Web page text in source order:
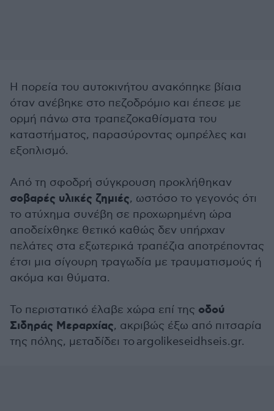
Η πορεία του αυτοκινήτου ανακόπηκε βίαια
όταν ανέβηκε στο πεζοδρόμιο και έπεσε με
ορμή πάνω στα τραπεζοκαθίσματα του
καταστήματος, παρασύροντας ομπρέλες και
εξοπλισμό.
Από τη σφοδρή σύγκρουση προκλήθηκαν
σοβαρές υλικές ζημιές, ωστόσο το γεγονός ότι
το ατύχημα συνέβη σε προχωρημένη ώρα
αποδείχθηκε θετικό καθώς δεν υπήρχαν
πελάτες στα εξωτερικά τραπέζια αποτρέποντας
έτσι μια σίγουρη τραγωδία με τραυματισμούς ή
ακόμα και θύματα.
Το περιστατικό έλαβε χώρα επί της οδού
Σιδηράς Μεραρχίας, ακριβώς έξω από πιτσαρία
της πόλης, μεταδίδει το argolikeseidhseis.gr.